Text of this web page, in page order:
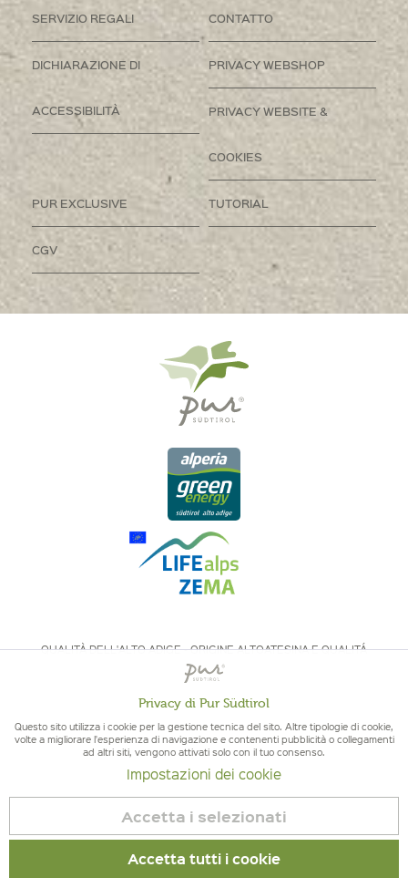
SERVIZIO REGALI CONTATTO
DICHIARAZIONE DI
ACCESSIBILITÀ
PRIVACY WEBSHOP
PRIVACY WEBSITE &
COOKIES
PUR EXCLUSIVE TUTORIAL
CGV
QUALITÀ DELL'ALTO ADIGE - ORIGINE ALTOATESINA E QUALITÁ
CONTROLLATA
Revoca contratto
Impressum|Cookies| P.IVA IT02578060218 | Bio-Certificato:
Controllato IT BIO 013 – Nr controllo BZ-00756-B
Tracciamento
Non
Privacy di Pur Südtirol
Questo sito utilizza i cookie per la gestione tecnica del sito. Altre tipologie di cookie,
volte a migliorare l'esperienza di navigazione e contenenti pubblicità o collegamenti
ad altri siti, vengono attivati solo con il tuo consenso.
Impostazioni dei cookie
Accetta i selezionati
Accetta tutti i cookie